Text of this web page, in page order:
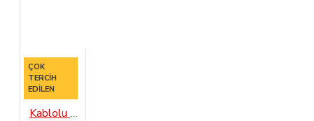
ÇOK
TERCIH
EDILEN
Kablolu Zemin Temizleme Makinası Dass Gama 38E